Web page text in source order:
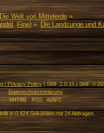
Die Welt von Mittelerde»
,Fine) » Die Landzunge und
/ Privacy Policy|SMF 2.0.15 | SMF ©
Datenschutzerklärung
XHTML
RSS WAP2
in 0.424 Sekunden mit 24 Abfragen.